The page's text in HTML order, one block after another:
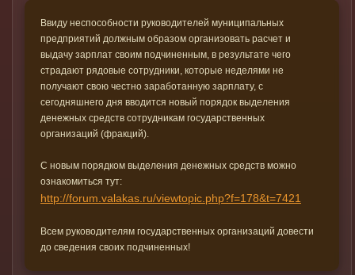
Ввиду неспособности руководителей муниципальных
предприятий должным образом организовать расчет и
выдачу зарплат своим подчиненным, в результате чего
страдают рядовые сотрудники, которые неделями не
получают свою честно заработанную зарплату, с
сегодняшнего дня вводится новый порядок выделения
денежных средств сотрудникам государственных
организаций (фракций).
С новым порядком выделения денежных средств можно
ознакомиться тут:
http://forum.valakas.ru/viewtopic.php?f=178&t=7421
Всем руководителям государственных организаций довести
до сведения своих подчиненных!